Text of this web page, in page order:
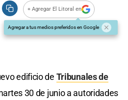
+ Agregar El Litoral en
Agregar a tus medios preferidos en Google
edificio de Tribunales de
30 de junio a autoridades